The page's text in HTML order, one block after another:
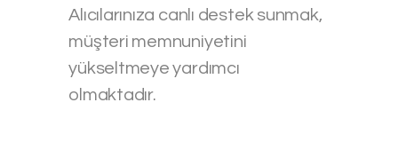
Alıcılarınıza canlı destek sunmak,
müşteri memnuniyetini
yükseltmeye yardımcı
olmaktadır.